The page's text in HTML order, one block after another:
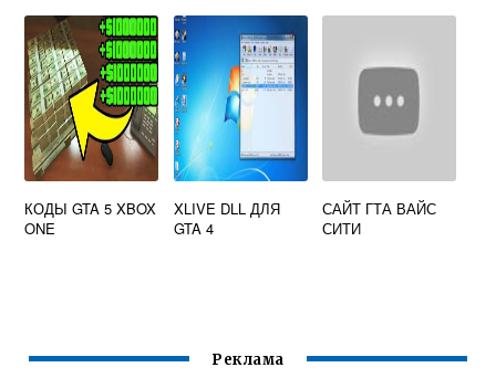
КОДЫ GTA 5 XBOX
ONE
XLIVE DLL ДЛЯ
GTA 4
САЙТ ГТА ВАЙС
СИТИ
Реклама